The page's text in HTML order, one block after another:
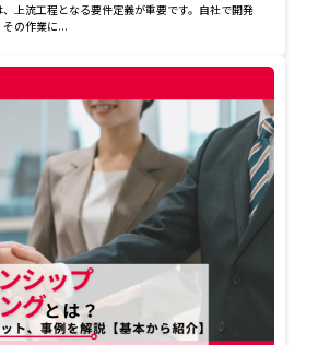
上流工程となる要件定義が重要です。自社で開発
の作業に...